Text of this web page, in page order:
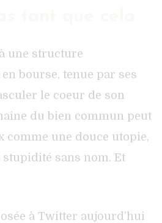
une structure
bourse, tenue par ses
le coeur de son
du bien commun peut
comme une douce utopie,
sans nom. Et
à Twitter aujourd’hui